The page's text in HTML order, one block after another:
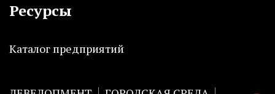
Ресурсы
Каталог предприятий